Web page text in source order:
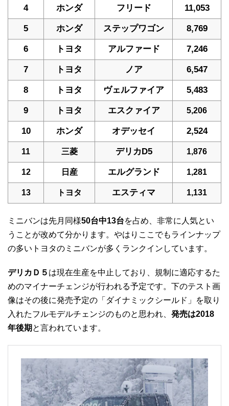
4 ホンダ フリード 11,053
5 ホンダ ステップワゴン 8,769
6 トヨタ アルファード 7,246
7 トヨタ ノア 6,547
8 トヨタ ヴェルファイア 5,483
9 トヨタ エスクァイア 5,206
10 ホンダ オデッセイ 2,524
11 三菱 デリカD5 1,876
12 日産 エルグランド 1,281
13 トヨタ エスティマ 1,131
ミニバンは先月同様50台中13台を占め、非常に人気とい
うことが改めて分かります。やはりここでもラインナップ
の多いトヨタのミニバンが多くランクインしています。
デリカＤ５ は現在生産を中止しており、規制に適応するた
めのマイナーチェンジが行われる予定です。下のテスト画
像はその後に発売予定の「ダイナミックシールド」を取り
入れたフルモデルチェンジのものと思われ、 発売は2018
年後期 と言われています。